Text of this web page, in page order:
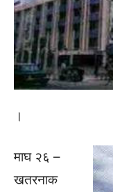
।
माघ २६ –
खतरनाक